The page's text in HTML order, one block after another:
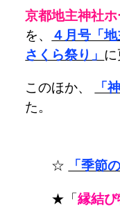
京都地主神社
を、
４月号「
さくら祭り」 に
このほか、 「
た。
☆ 「季節
★「縁結